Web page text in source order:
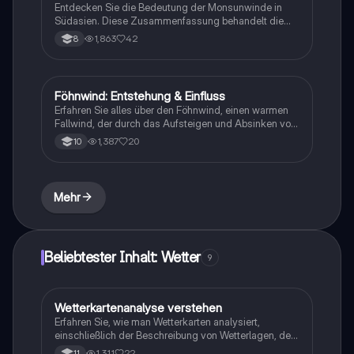
Geowissenschaften.
Entdecken Sie die Bedeutung der Monsunwinde in
Südasien. Diese Zusammenfassung behandelt die
saisonalen Wetterwechsel, die Auswirkungen des
Sommer- und Wintermonsuns auf Landwirtschaft und
8 1,863 42
Geographie/Erdkunde
Föhnwind: Entstehung & Einfluss
Erfahren Sie alles über den Föhnwind, einen warmen
Fallwind, der durch das Aufsteigen und Absinken von
Luftmassen hinter Gebirgen entsteht. Diese
Zusammenfassung behandelt die physikalischen
Ideal für Geographie-Studierende und zur
Vorbereitung auf Prüfungen.
10 1,387 20
Mehr
Beliebtester Inhalt: Wetter 9
Geographie/Erdkunde
Wetterkartenanalyse verstehen
Erfahren Sie, wie man Wetterkarten analysiert,
einschließlich der Beschreibung von Wetterlagen, der
Analyse von Wetterdaten und der Vorhersage von